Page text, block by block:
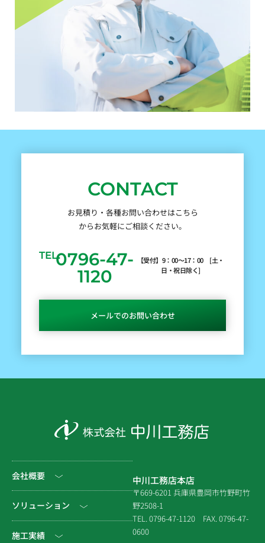
CONTACT
お見積り・各種お問い合わせはこちら
からお気軽にご相談ください。
TEL.0796-47-
1120
【受付】9：00～17：00 [土・
日・祝日除く]
メールでのお問い合わせ
会社概要
社長挨拶
ソリューション
公共工事
施工実績
中川工務店本店
〒669-6201 兵庫県豊岡市竹野町竹
野2508-1
TEL. 0796-47-1120 FAX. 0796-47-
0600